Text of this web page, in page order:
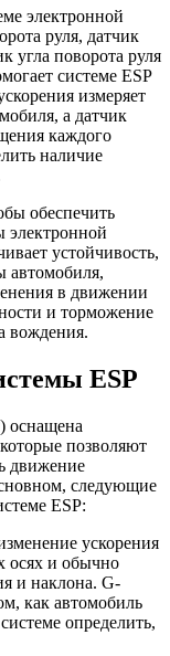
электронной
руля, датчик
угла поворота руля
системе ESP
измеряет
а датчик
каждого
наличие
обеспечить
электронной
устойчивость,
автомобиля,
в движении
и торможение
вождения.
ESP
оснащена
позволяют
движение
следующие
ESP:
ускорения
осях и обычно
и наклона. G-
как автомобиль
определить,